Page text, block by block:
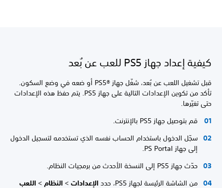
كيفية إعداد جهاز PS5 للعب عن بُعد
قبل تشغيل اللعب عن بُعد، شغّل جهاز PS5®‎ أو ضعه في وضع السكون.
تأكد من تكوين الإعدادات التالية على جهاز PS5. يتم حفظ هذه الإعدادات
حتى تغيّرها.
قم بتوصيل جهاز PS5 بالإنترنت.
سجّل الدخول باستخدام الحساب نفسه الذي تستخدمه لتسجيل الدخول
إلى جهاز PS Portal.
حدّث جهاز PS5 إلى النسخة الأحدث من برمجيات النظام.
من الشاشة الرئيسة لجهاز PS5، حدد
الإعدادات>النظام>اللعب